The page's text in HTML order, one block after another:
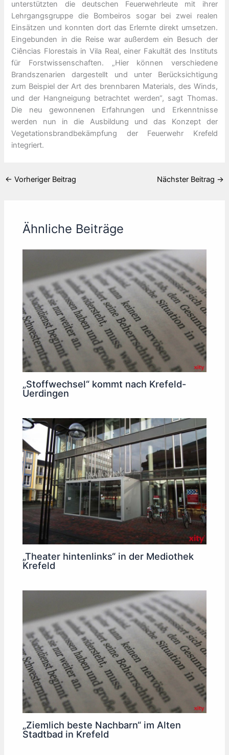
unterstützten die deutschen Feuerwehrleute mit ihrer
Lehrgangsgruppe die Bombeiros sogar bei zwei realen
Einsätzen und konnten dort das Erlernte direkt umsetzen.
Eingebunden in die Reise war außerdem ein Besuch der
Ciências Florestais in Vila Real, einer Fakultät des Instituts
für Forstwissenschaften. „Hier können verschiedene
Brandszenarien dargestellt und unter Berücksichtigung
zum Beispiel der Art des brennbaren Materials, des Winds,
und der Hangneigung betrachtet werden“, sagt Thomas.
Die neu gewonnenen Erfahrungen und Erkenntnisse
werden nun in die Ausbildung und das Konzept der
Vegetationsbrandbekämpfung der Feuerwehr Krefeld
integriert.
← Vorheriger Beitrag Nächster Beitrag →
Ähnliche Beiträge
„Stoffwechsel“ kommt nach Krefeld-
Uerdingen
„Theater hintenlinks“ in der Mediothek
Krefeld
„Ziemlich beste Nachbarn“ im Alten
Stadtbad in Krefeld